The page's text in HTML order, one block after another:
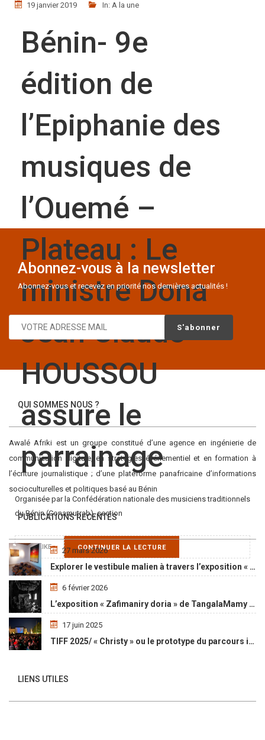
19 janvier 2019 In: A la une
Bénin- 9e
édition de
l’Epiphanie des
musiques de
l’Ouemé –
Plateau : Le
ministre Dona
Jean Claude
HOUSSOU
assure le
parrainage
Organisée par la Confédération nationale des musiciens traditionnels
du Bénin (Conamutrab), section
LIKE CONTINUER LA LECTURE
Abonnez-vous à la newsletter
Abonnez-vous et recevez en priorité nos dernières actualités !
QUI SOMMES NOUS ?
Awalé Afriki est un groupe constitué d’une agence en ingénierie de
communication digitale, en stratégies événementiel et en formation à
l’écriture journalistique ; d’une plateforme panafricaine d’informations
socioculturelles et politiques basé au Bénin
PUBLICATIONS RECENTES
27 mars 2026
Explorer le vestibule malien à travers l’exposition « Maaya Bulon »
6 février 2026
L’exposition « Zafimaniry doria » de TangalaMamy honore la mémoire d’un peuple malgache
17 juin 2025
TIFF 2025/ « Christy » ou le prototype du parcours initiatique
LIENS UTILES